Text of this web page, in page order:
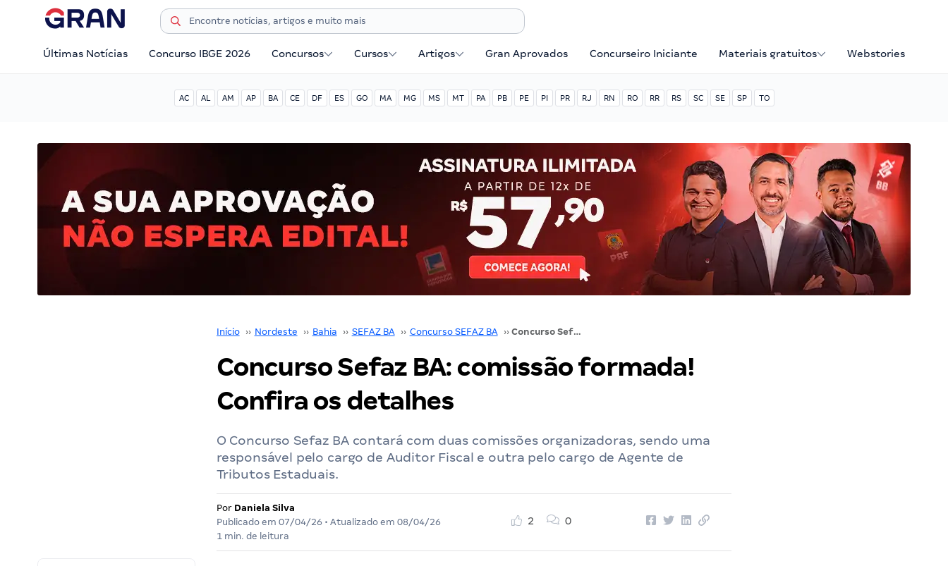
Últimas Notícias Concurso IBGE 2026 Concursos Cursos Artigos Gran Aprovados Concurseiro Iniciante Materiais gratuitos Webstories
AC AL AM AP BA CE DF ES GO MA MG MS MT PA PB PE PI PR RJ RN RO RR RS SC SE SP TO
Início ›› Nordeste ›› Bahia ›› SEFAZ BA ›› Concurso SEFAZ BA ›› Concurso Sefaz BA: comissão formada! Confira os detalhes
Concurso Sefaz BA: comissão formada!
Confira os detalhes
O Concurso Sefaz BA contará com duas comissões organizadoras, sendo uma
responsável pelo cargo de Auditor Fiscal e outra pelo cargo de Agente de
Tributos Estaduais.
Por Daniela Silva
Publicado em 07/04/26 • Atualizado em 08/04/26
1 min. de leitura
2 0